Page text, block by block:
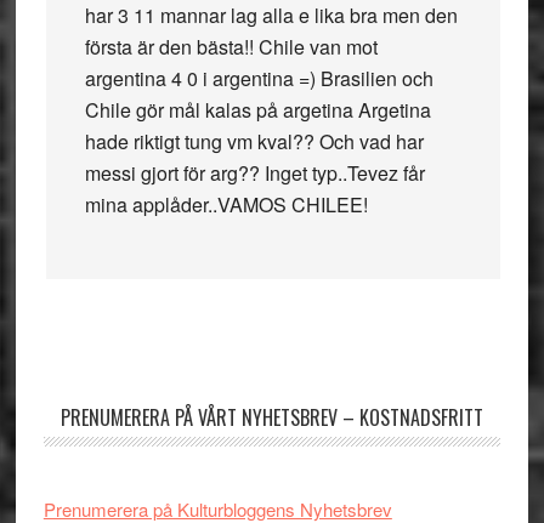
har 3 11 mannar lag alla e lika bra men den
första är den bästa!! Chile van mot
argentina 4 0 i argentina =) Brasilien och
Chile gör mål kalas på argetina Argetina
hade riktigt tung vm kval?? Och vad har
messi gjort för arg?? Inget typ..Tevez får
mina applåder..VAMOS CHILEE!
PRENUMERERA PÅ VÅRT NYHETSBREV – KOSTNADSFRITT
Prenumerera på Kulturbloggens Nyhetsbrev